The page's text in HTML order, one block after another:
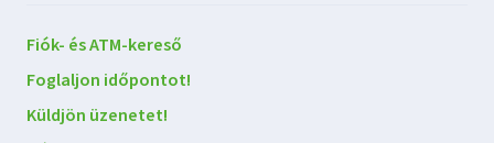
Lépjen
kapcsolatba
velünk
Fiók- és ATM-kereső
Foglaljon időpontot!
Küldjön üzenetet!